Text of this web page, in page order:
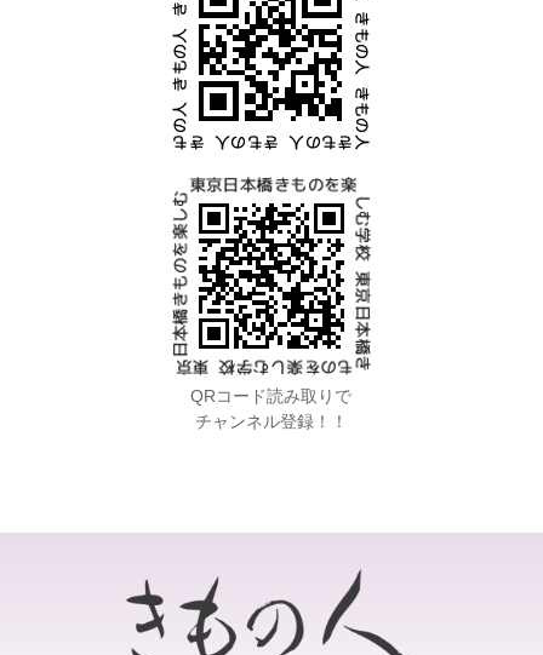
QRコード読み取りで
チャンネル登録！！